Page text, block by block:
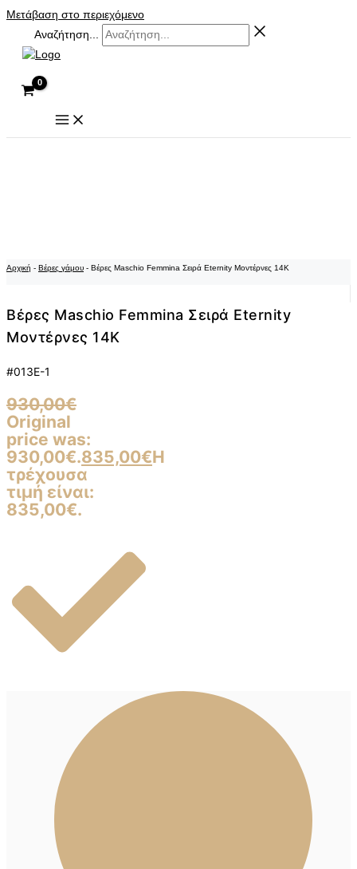
Μετάβαση στο περιεχόμενο
Αναζήτηση...
Αρχική - Βέρες γάμου - Βέρες Maschio Femmina Σειρά Eternity Μοντέρνες 14K
Βέρες Maschio Femmina Σειρά Eternity
Μοντέρνες 14K
#013E-1
930,00€
Original
price was:
930,00€.835,00€Η
τρέχουσα
τιμή είναι:
835,00€.